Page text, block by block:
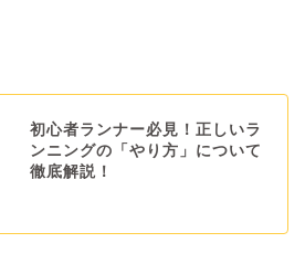
初心者ランナー必見！正しいラ
ンニングの「やり方」について
徹底解説！